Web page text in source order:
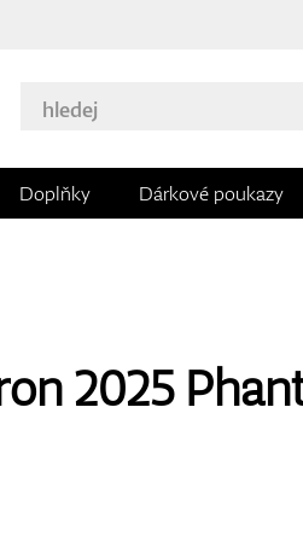
Doplňky Dárkové poukazy
2025